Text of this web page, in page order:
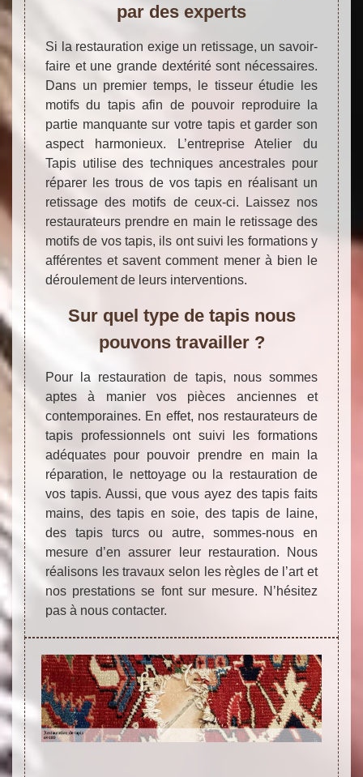
par des experts
Si la restauration exige un retissage, un savoir-
faire et une grande dextérité sont nécessaires.
Dans un premier temps, le tisseur étudie les
motifs du tapis afin de pouvoir reproduire la
partie manquante sur votre tapis et garder son
aspect harmonieux. L’entreprise Atelier du
Tapis utilise des techniques ancestrales pour
réparer les trous de vos tapis en réalisant un
retissage des motifs de ceux-ci. Laissez nos
restaurateurs prendre en main le retissage des
motifs de vos tapis, ils ont suivi les formations y
afférentes et savent comment mener à bien le
déroulement de leurs interventions.
Sur quel type de tapis nous
pouvons travailler ?
Pour la restauration de tapis, nous sommes
aptes à manier vos pièces anciennes et
contemporaines. En effet, nos restaurateurs de
tapis professionnels ont suivi les formations
adéquates pour pouvoir prendre en main la
réparation, le nettoyage ou la restauration de
vos tapis. Aussi, que vous ayez des tapis faits
mains, des tapis en soie, des tapis de laine,
des tapis turcs ou autre, sommes-nous en
mesure d’en assurer leur restauration. Nous
réalisons les travaux selon les règles de l’art et
nos prestations se font sur mesure. N’hésitez
pas à nous contacter.